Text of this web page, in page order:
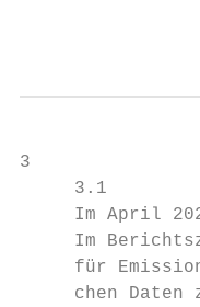
3
3.1
Im April
Im
für
chen Daten